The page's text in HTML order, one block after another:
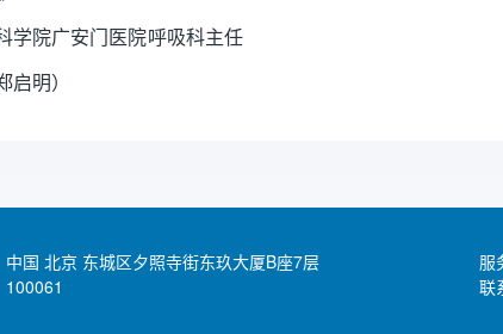
学院广安门医院呼吸科主任
启明）
中国 北京 东城区夕照寺街东玖大厦B座7层
100061
服
联